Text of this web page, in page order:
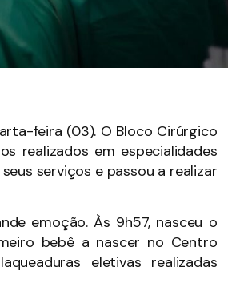
feira (03). O Bloco Cirúrgico
realizados em especialidades
serviços e passou a realizar
emoção. Às 9h57, nasceu o
bebê a nascer no Centro
eletivas realizadas